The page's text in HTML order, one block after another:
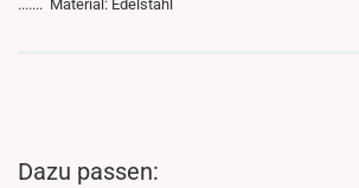
....... Material: Edelstahl
Dazu passen: